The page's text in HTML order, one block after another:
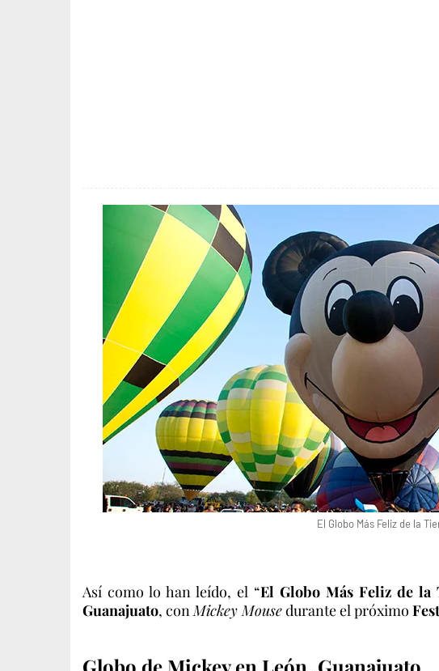
El Globo Más Feliz de la
Así como lo han leído, el “El Globo Más Feliz de la
Guanajuato, conMickey Mousedurante el próximo